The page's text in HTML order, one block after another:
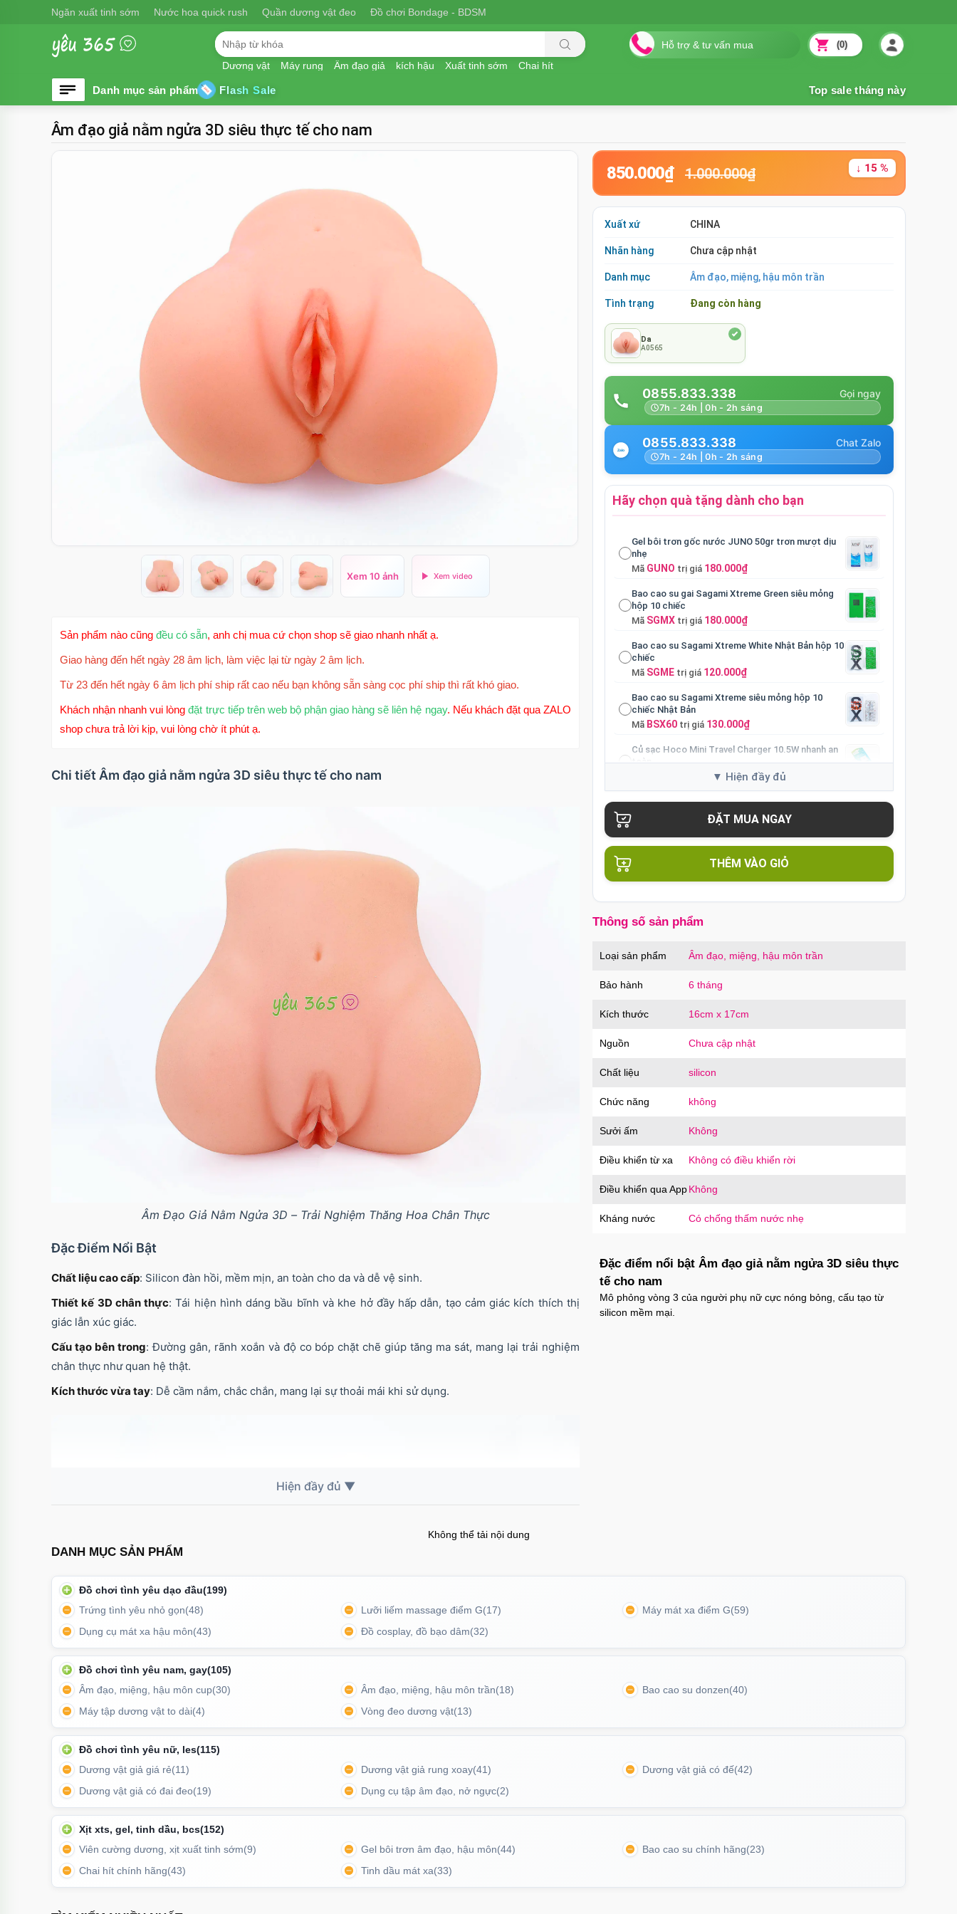
Ngăn xuất tinh sớm Nước hoa quick rush Quần dương vật đeo Đồ chơi Bondage - BDSM
Dương vật Máy rung Âm đạo giả kích hậu Xuất tinh sớm Chai hít
(0)
Flash Sale
Âm đạo giả nằm ngửa 3D siêu thực tế cho nam
Xem 10 ảnh
850.000₫ 1.000.000₫ ↓ 15 %
Xuất xứ CHINA
Nhãn hàng Chưa cập nhật
Danh mục Âm đạo, miệng, hậu môn trần
Tình trạng Đang còn hàng
Da
A0565
0855.833.338
7h - 24h | 0h - 2h sáng
0855.833.338
7h - 24h | 0h - 2h sáng
Hãy chọn quà tặng dành cho bạn
Gel bôi trơn gốc nước JUNO 50gr trơn mượt dịu
nhẹ
Mã GUNO trị giá 180.000₫
Bao cao su gai Sagami Xtreme Green siêu mỏng
hộp 10 chiếc
Mã SGMX trị giá 180.000₫
Bao cao su Sagami Xtreme White Nhật Bản hộp 10
chiếc
Mã SGME trị giá 120.000₫
Bao cao su Sagami Xtreme siêu mỏng hộp 10
chiếc Nhật Bản
Mã BSX60 trị giá 130.000₫
Củ sạc Hoco Mini Travel Charger 10.5W nhanh an
toàn
90.000₫
THÊM VÀO GIỎ
Thông số sản phẩm
Loại sản phẩm Âm đạo, miệng, hậu môn trần
Bảo hành 6 tháng
Kích thước 16cm x 17cm
Nguồn Chưa cập nhật
Chất liệu silicon
Chức năng không
Sưởi ấm Không
Điều khiển từ xa Không có điều khiển rời
Điều khiển qua AppKhông
Kháng nước Có chống thấm nước nhẹ
Đặc điểm nổi bật Âm đạo giả nằm ngửa 3D siêu thực
tế cho nam
Mô phỏng vòng 3 của người phụ nữ cực nóng bỏng, cấu tạo từ
silicon mềm mại.
Sản phẩm nào cũng đều có sẵn, anh chị mua cứ chọn shop sẽ giao nhanh nhất ạ.
Giao hàng đến hết ngày 28 âm lịch, làm việc lại từ ngày 2 âm lịch.
Từ 23 đến hết ngày 6 âm lịch phí ship rất cao nếu bạn không sẵn sàng cọc phí ship thì rất khó giao.
Khách nhận nhanh vui lòngđặt trực tiếp trên web bộ phận giao hàng sẽ liên hệ ngay. Nếu khách đặt qua ZALO
shop chưa trả lời kịp, vui lòng chờ ít phút ạ.
Chi tiết Âm đạo giả nằm ngửa 3D siêu thực tế cho nam
Âm Đạo Giả Nằm Ngửa 3D – Trải Nghiệm Thăng Hoa Chân Thực
Đặc Điểm Nổi Bật
Chất liệu cao cấp: Silicon đàn hồi, mềm mịn, an toàn cho da và dễ vệ sinh.
Thiết kế 3D chân thực: Tái hiện hình dáng bầu bĩnh và khe hở đầy hấp dẫn, tạo cảm giác kích thích thị
giác lẫn xúc giác.
Cấu tạo bên trong: Đường gân, rãnh xoắn và độ co bóp chặt chẽ giúp tăng ma sát, mang lại trải nghiệm
chân thực như quan hệ thật.
Kích thước vừa tay: Dễ cầm nắm, chắc chắn, mang lại sự thoải mái khi sử dụng.
Âm đạo giả nằm ngửa 3D cóđộ đàn hồi linh hoạt
trọn cực chân thật.
Không thể tải nội dung
DANH MỤC SẢN PHẨM
Đồ chơi tình yêu dạo đầu(199)
Trứng tình yêu nhỏ gọn(48) Lưỡi liếm massage điểm G(17) Máy mát xa điểm G(59)
Dụng cụ mát xa hậu môn(43) Đồ cosplay, đồ bạo dâm(32)
Đồ chơi tình yêu nam, gay(105)
Âm đạo, miệng, hậu môn cup(30) Âm đạo, miệng, hậu môn trần(18) Bao cao su donzen(40)
Máy tập dương vật to dài(4) Vòng đeo dương vật(13)
Đồ chơi tình yêu nữ, les(115)
Dương vật giả giá rẻ(11) Dương vật giả rung xoay(41) Dương vật giả có đế(42)
Dương vật giả có đai đeo(19) Dụng cụ tập âm đạo, nở ngực(2)
Xịt xts, gel, tinh dầu, bcs(152)
Viên cường dương, xịt xuất tinh sớm(9) Gel bôi trơn âm đạo, hậu môn(44) Bao cao su chính hãng(23)
Chai hít chính hãng(43) Tinh dầu mát xa(33)